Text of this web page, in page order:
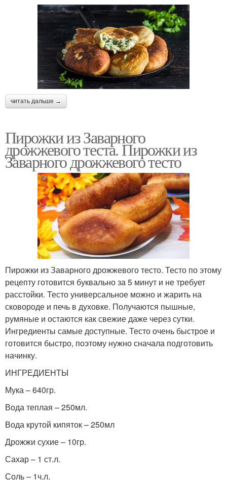
читать дальше →
Пирожки из Заварного
дрожжевого теста. Пирожки из
Заварного дрожжевого тесто
Пирожки из Заварного дрожжевого тесто. Тесто по этому
рецепту готовится буквально за 5 минут и не требует
расстойки. Тесто универсальное можно и жарить на
сковороде и печь в духовке. Получаются пышные,
румяные и остаются как свежие даже через сутки.
Ингредиенты самые доступные. Тесто очень быстрое и
готовится быстро, поэтому нужно сначала подготовить
начинку.
ИНГРЕДИЕНТЫ
Мука – 640гр.
Вода теплая – 250мл.
Вода крутой кипяток – 250мл
Дрожжи сухие – 10гр.
Сахар – 1 ст.л.
Соль – 1ч.л.